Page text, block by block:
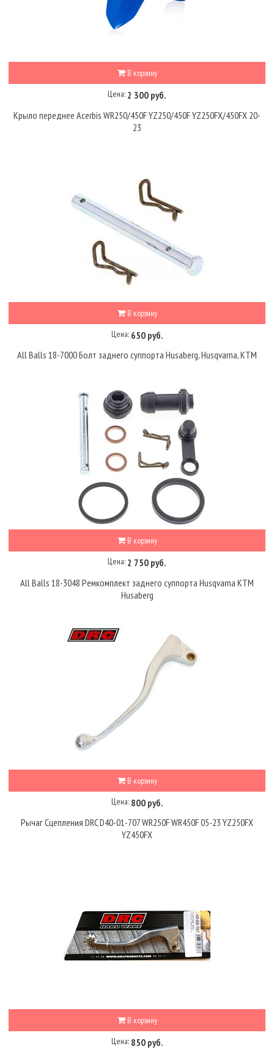
В корзину
Цена: 2 300 руб.
Крыло переднее Acerbis WR250/450F YZ250/450F YZ250FX/450FX 20-
23
В корзину
Цена: 650 руб.
All Balls 18-7000 Болт заднего суппорта Husaberg, Husqvarna, KTM
В корзину
Цена: 2 750 руб.
All Balls 18-3048 Ремкомплект заднего суппорта Husqvarna KTM
Husaberg
В корзину
Цена: 800 руб.
Рычаг Сцепления DRC D40-01-707 WR250F WR450F 05-23 YZ250FX
YZ450FX
В корзину
Цена: 850 руб.